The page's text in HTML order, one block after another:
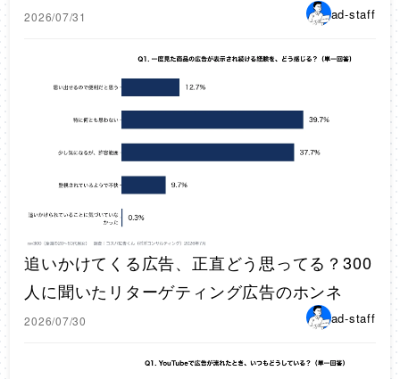
2026/07/31 ad-staff
追いかけてくる広告、正直どう思ってる？300
人に聞いたリターゲティング広告のホンネ
2026/07/30 ad-staff